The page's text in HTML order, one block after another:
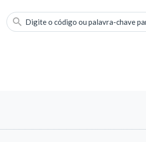
Digite o código ou palavra-chave